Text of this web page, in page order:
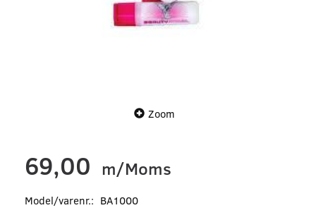
Zoom
69,00 m/Moms
Model/varenr.: BA1000